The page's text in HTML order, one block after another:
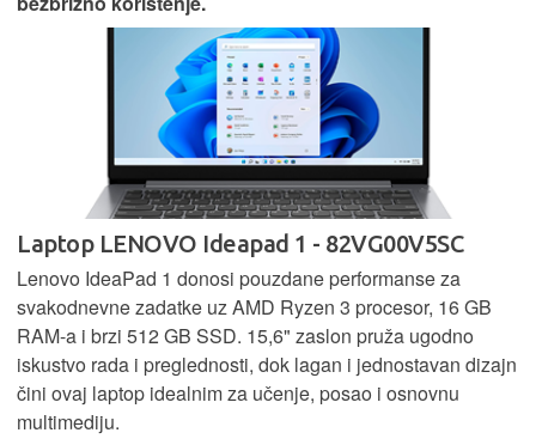
Laptop LENOVO Ideapad 1 - 82VG00V5SC
Lenovo IdeaPad 1 donosi pouzdane performanse za
svakodnevne zadatke uz AMD Ryzen 3 procesor, 16 GB
RAM-a i brzi 512 GB SSD. 15,6" zaslon pruža ugodno
iskustvo rada i preglednosti, dok lagan i jednostavan dizajn
čini ovaj laptop idealnim za učenje, posao i osnovnu
multimediju.